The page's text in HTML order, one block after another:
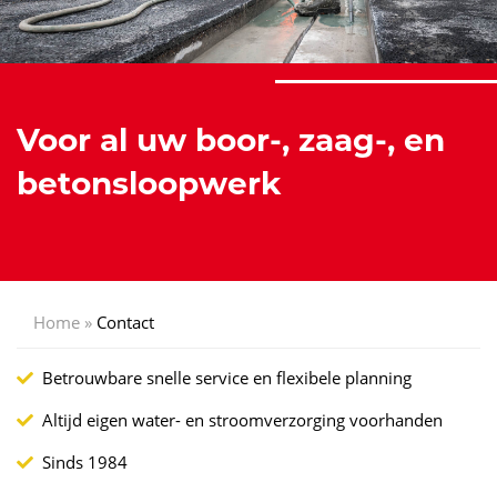
Voor al uw boor-, zaag-, en
betonsloopwerk
Home » Contact
Betrouwbare snelle service en flexibele planning
Altijd eigen water- en stroomverzorging voorhanden
Sinds 1984